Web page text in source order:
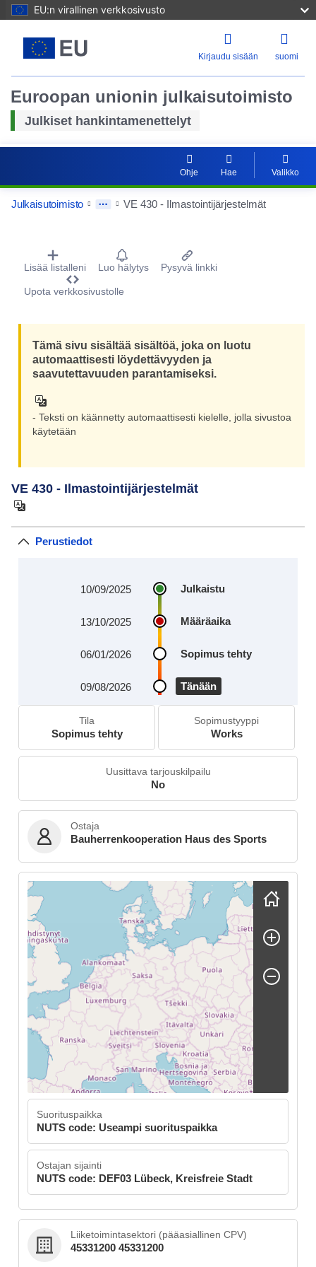
EU:n virallinen verkkosivusto
Kirjaudu sisään suomi
Euroopan unionin julkaisutoimisto
Julkiset hankintamenettelyt
Ohje Hae Valikko
Julkaisutoimisto VE 430 - Ilmastointijärjestelmät
Procurement Detail Actions Portlet
Lisää listalleni Luo hälytys Pysyvä linkki
Upota verkkosivustolle
Tämä sivu sisältää sisältöä, joka on luotu
automaattisesti löydettävyyden ja
saavutettavuuden parantamiseksi.
- Teksti on käännetty automaattisesti kielelle, jolla sivustoa
käytetään
VE 430 - Ilmastointijärjestelmät
Perustiedot
Julkaistu
10/09/2025
Määräaika
13/10/2025
Sopimus tehty
06/01/2026
Tänään
09/08/2026
Tila
Sopimus tehty
Sopimustyyppi
Works
Uusittava tarjouskilpailu
No
Ostaja
Bauherrenkooperation Haus des Sports
Skip map
Suorituspaikka
NUTS code: Useampi suorituspaikka
Ostajan sijainti
NUTS code: DEF03 Lübeck, Kreisfreie Stadt
Liiketoimintasektori (pääasiallinen CPV)
45331200 45331200